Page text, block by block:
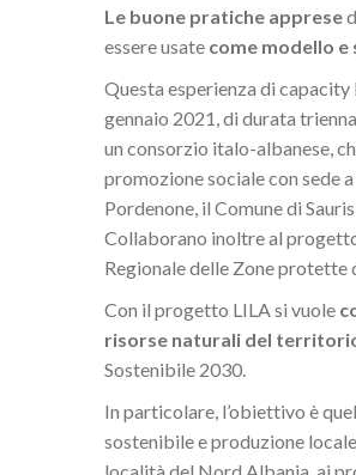
Le buone pratiche apprese
essere usate come modello
Questa esperienza di
gennaio 2021, di durata
un consorzio italo-albanese,
promozione sociale con sede
Pordenone, il Comune di
Collaborano inoltre al
Regionale delle Zone protette
Con il progetto LILA si vuole
risorse naturali del
Sostenibile 2030.
In particolare, l’obiettivo è
sostenibile e produzione
località del Nord Albania, ai